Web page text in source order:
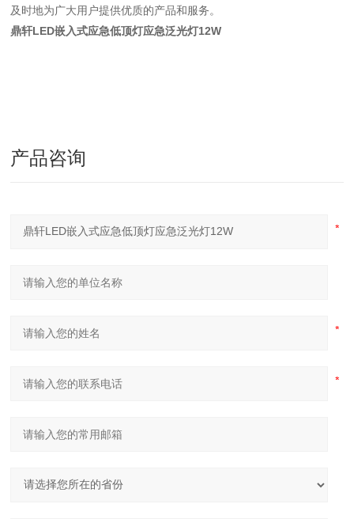
及时地为广大用户提供优质的产品和服务。
鼎轩LED嵌入式应急低顶灯应急泛光灯12W
产品咨询